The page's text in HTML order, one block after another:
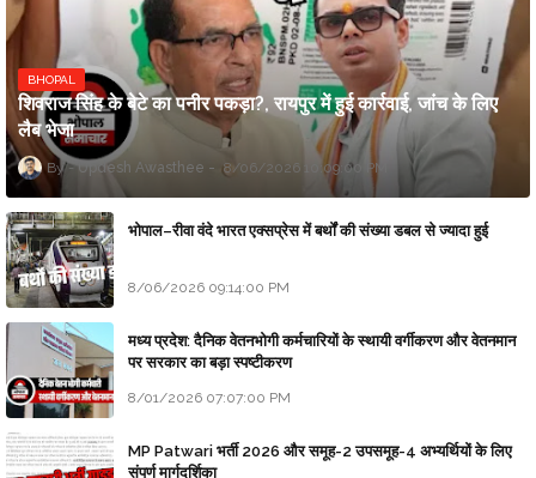
BHOPAL
शिवराज सिंह के बेटे का पनीर पकड़ा?, रायपुर में हुई कार्रवाई, जांच के लिए
लैब भेजा
Updesh Awasthee 8/06/2026 10:09:00 PM
भोपाल–रीवा वंदे भारत एक्सप्रेस में बर्थों की संख्या डबल से ज्यादा हुई
8/06/2026 09:14:00 PM
मध्य प्रदेश: दैनिक वेतनभोगी कर्मचारियों के स्थायी वर्गीकरण और वेतनमान
पर सरकार का बड़ा स्पष्टीकरण
8/01/2026 07:07:00 PM
MP Patwari भर्ती 2026 और समूह-2 उपसमूह-4 अभ्यर्थियों के लिए
संपूर्ण मार्गदर्शिका